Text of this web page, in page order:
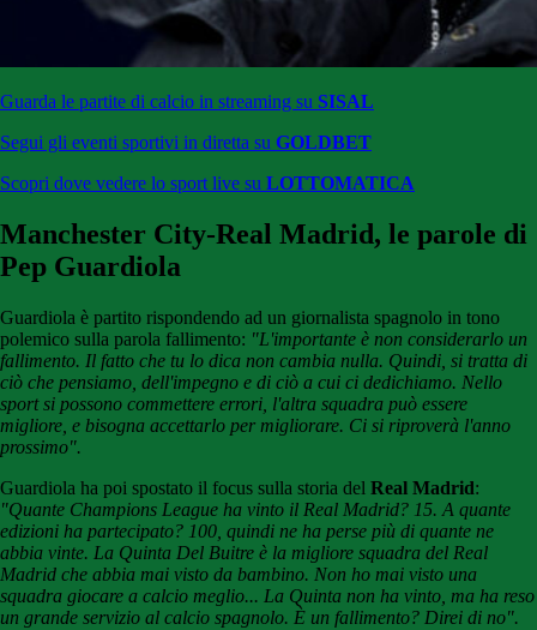
Guarda le partite di calcio in streaming su SISAL
Segui gli eventi sportivi in diretta su GOLDBET
Scopri dove vedere lo sport live su LOTTOMATICA
Manchester City-Real Madrid, le parole di
Pep Guardiola
Guardiola è partito rispondendo ad un giornalista spagnolo in tono
polemico sulla parola fallimento: "L'importante è non considerarlo un
fallimento. Il fatto che tu lo dica non cambia nulla. Quindi, si tratta di
ciò che pensiamo, dell'impegno e di ciò a cui ci dedichiamo. Nello
sport si possono commettere errori, l'altra squadra può essere
migliore, e bisogna accettarlo per migliorare. Ci si riproverà l'anno
prossimo".
Guardiola ha poi spostato il focus sulla storia del Real Madrid:
"Quante Champions League ha vinto il Real Madrid? 15. A quante
edizioni ha partecipato? 100, quindi ne ha perse più di quante ne
abbia vinte. La Quinta Del Buitre è la migliore squadra del Real
Madrid che abbia mai visto da bambino. Non ho mai visto una
squadra giocare a calcio meglio... La Quinta non ha vinto, ma ha reso
un grande servizio al calcio spagnolo. È un fallimento? Direi di no".